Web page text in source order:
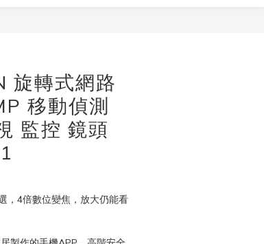
旋轉式網路
移動偵測
監控 鏡頭
，4倍數位變焦，放大仍能看